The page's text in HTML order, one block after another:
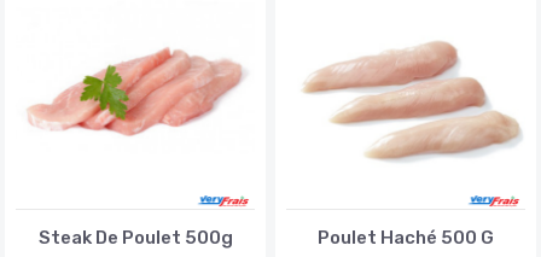
Steak De Poulet 500g Poulet Haché 500 G